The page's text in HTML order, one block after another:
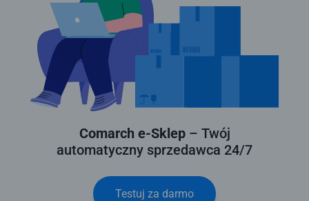
Comarch e-Sklep– Twój
automatyczny sprzedawca 24/7
Testuj za darmo